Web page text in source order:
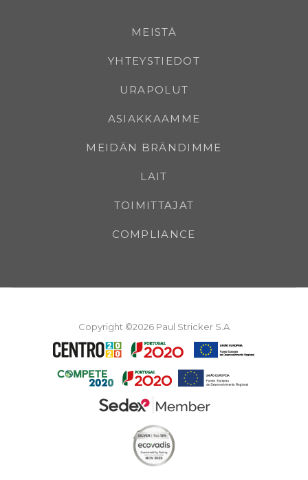
MEISTÄ
YHTEYSTIEDOT
URAPOLUT
ASIAKKAAMME
MEIDÄN BRÄNDIMME
LAIT
TOIMITTAJAT
COMPLIANCE
Copyright ©2026 Paul Stricker S.A